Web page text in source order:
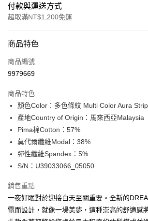
付款與運送方式
超取滿NT$1,200免運
信用卡一次付款
信用卡分期付款
合作金庫商業銀行
華南商業銀行
彰化商業銀
上海商業儲蓄銀行
台北富邦商
國泰世華商業銀行
臺灣中小企業銀行
匯豐（台灣）商業銀行
聯邦商業銀行
元大商業銀行
台新國際商業銀行
台灣樂天信用卡公司
超商取貨付款
LINE Pay
Apple Pay
街口支付
全盈+PAY
AFTEE先享後付
商品特色
商品編號
9979669
商品特色
顏色Color：多色條紋 Multi Color Aura
產地Country of Origin：馬來西亞Malaysia
Pima棉Cotton：57%
莫代爾纖維Modal：38%
彈性纖維Spandex：5%
S/N：U39033066_05050
銷售重點
一夜好眠對於迎接白天至關重要。全新的
電而設計，就像一場美夢，這種崇高的舒適感